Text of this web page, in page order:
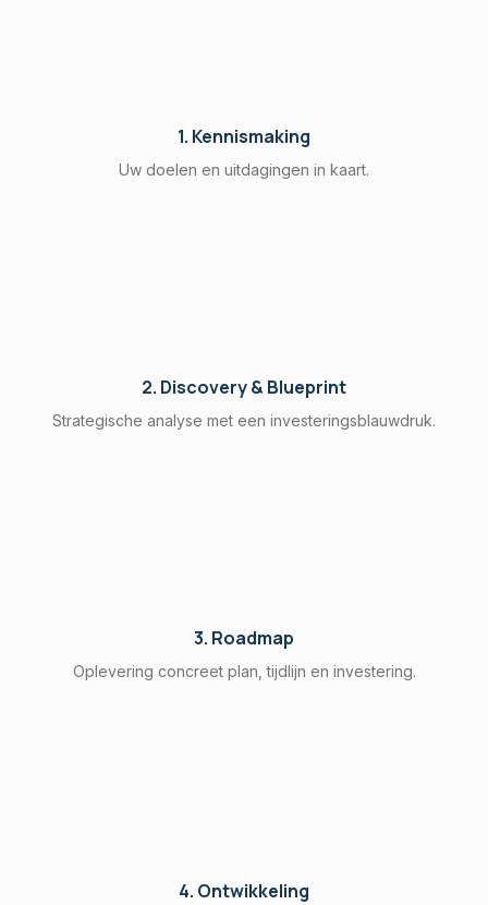
1. Kennismaking
Uw doelen en uitdagingen in kaart.
2. Discovery & Blueprint
Strategische analyse met een investeringsblauwdruk.
3. Roadmap
Oplevering concreet plan, tijdlijn en investering.
4. Ontwikkeling